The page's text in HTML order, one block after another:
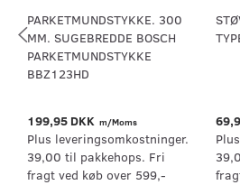
PARKETMUNDSTYKKE. 300
MM. SUGEBREDDE BOSCH
PARKETMUNDSTYKKE
BBZ123HD
199,95 DKK m/Moms
Plus leveringsomkostninger.
39,00 til pakkehops. Fri
fragt ved køb over 599,-